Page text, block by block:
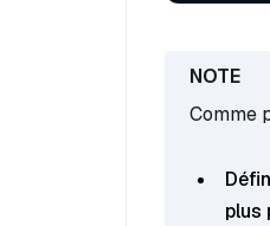
Comme
plus